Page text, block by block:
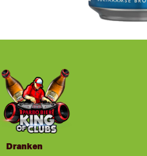
Dranken